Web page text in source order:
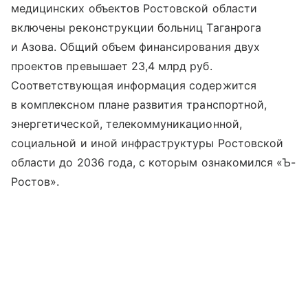
медицинских объектов Ростовской области
включены реконструкции больниц Таганрога
и Азова. Общий объем финансирования двух
проектов превышает 23,4 млрд руб.
Соответствующая информация содержится
в комплексном плане развития транспортной,
энергетической, телекоммуникационной,
социальной и иной инфраструктуры Ростовской
области до 2036 года, с которым ознакомился «Ъ-
Ростов».